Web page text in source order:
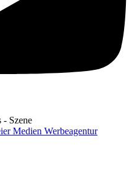
Szene
Medien Werbeagentur